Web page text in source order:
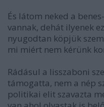
És látom neked a
vannak, dehát ilyenek
nyugodtan köpjük
mi miért nem kérünk
Rádásul a lisszaboni
támogatta, nem a nép
politikai elit szavazta